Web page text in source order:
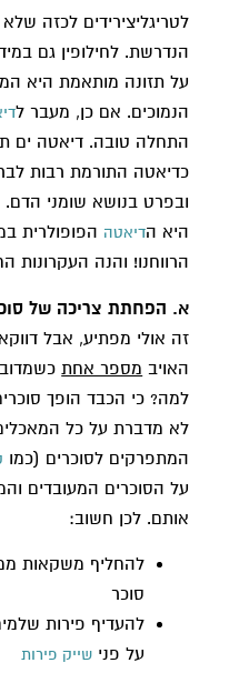
לטריגליצירידים לכזה
הנדרשת. לחילופין גם
על תזונה מותאמת היא
הנמוכים. אם כן, מעבר ל
התחלה טובה. דיאטה ים
כדיאטה התורמת רבות
ובפרט בנושא שומני הדם.
היא הדיאטה הפופולרית
הרווחנו! והנה העקרונות
א. הפחתת צריכה של
זה אולי מפתיע, אבל
האויב מספר אחת
למה? כי הכבד הופך
לא מדברת על כל
המתפרקים לסוכרים (כמו
על הסוכרים המעובדים
אותם. לכן חשוב:
להחליף משקאות
סוכר
להעדיף פירות
על פני שייק פירות